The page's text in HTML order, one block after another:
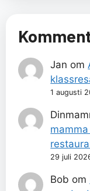
Jan om
1 augusti
29 juli
Bob om